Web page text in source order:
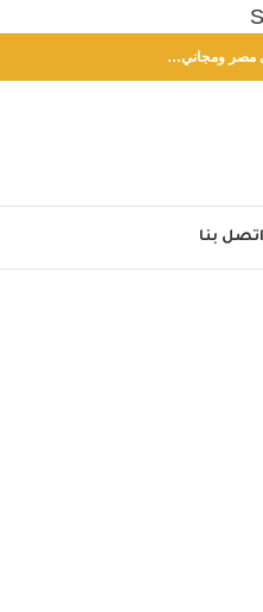
مصر ومجاني…
اتصل بنا